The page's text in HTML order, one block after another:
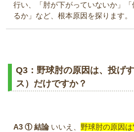
行い、「肘が下がっていないか」
るか」など、根本原因を探ります。
Q3：野球肘の原因は、投げ
ス）だけですか？
A3 ① 結論いいえ、 野球肘の原因